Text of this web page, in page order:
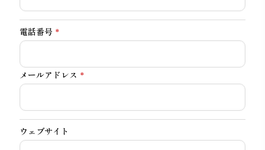
電話番号 *
メールアドレス *
ウェブサイト